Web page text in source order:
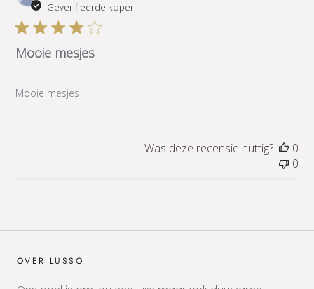
Geverifieerde koper
Mooie mesjes
Mooie mesjes
Was deze recensie nuttig?
0
0
OVER LUSSO